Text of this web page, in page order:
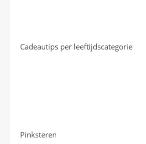
Cadeautips per leeftijdscategorie
Pinksteren